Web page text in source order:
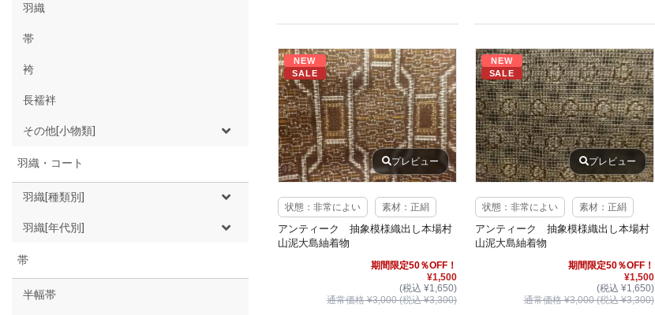
羽織
帯
袴
長襦袢
その他[小物類]
羽織・コート
羽織[種類別]
羽織[年代別]
帯
半幅帯
NEW
SALE
プレビュー
状態：非常によい 素材：正絹
アンティーク 抽象模様織出し本場村
山泥大島紬着物
期間限定50％OFF！
¥1,500
(税込 ¥1,650)
通常価格 ¥3,000 (税込 ¥3,300)
NEW
SALE
プレビュー
状態：非常によい 素材：正絹
アンティーク 抽象模様織出し本場村
山泥大島紬着物
期間限定50％OFF！
¥1,500
(税込 ¥1,650)
通常価格 ¥3,000 (税込 ¥3,300)